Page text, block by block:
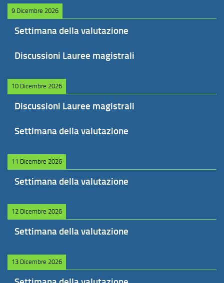
9 Dicembre 2026
Settimana della valutazione
Discussioni Lauree magistrali
10 Dicembre 2026
Discussioni Lauree magistrali
Settimana della valutazione
11 Dicembre 2026
Settimana della valutazione
12 Dicembre 2026
Settimana della valutazione
13 Dicembre 2026